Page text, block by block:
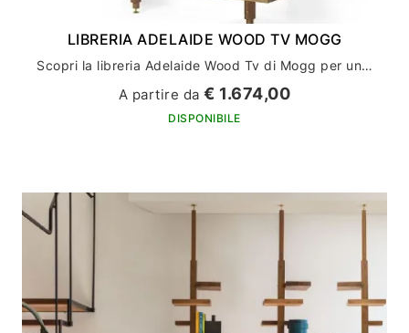
LIBRERIA ADELAIDE WOOD TV MOGG
Scopri la libreria Adelaide Wood Tv di Mogg per un arredamento casa di stile e funzionalità
A partire da€ 1.674,00
DISPONIBILE